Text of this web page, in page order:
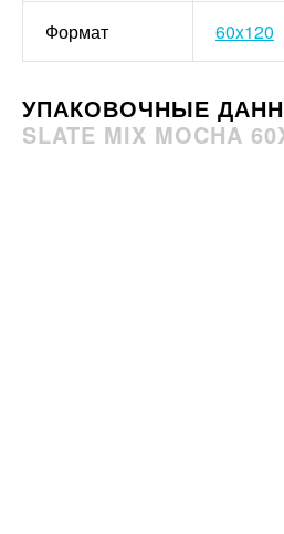
Формат 60x120
УПАКОВОЧНЫЕ
SLATE MIX MOCHA